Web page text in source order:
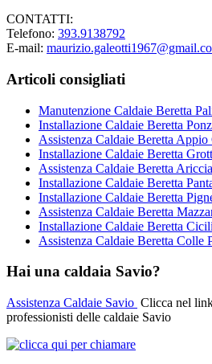
CONTATTI:
Telefono: 393.9138792
E-mail:
Articoli consigliati
Manutenzione Caldaie Beretta
Installazione Caldaie Beretta
Assistenza Caldaie Beretta
Installazione Caldaie Beretta
Assistenza Caldaie Beretta Ariccia
Installazione Caldaie Beretta
Installazione Caldaie Beretta
Assistenza Caldaie Beretta
Installazione Caldaie Beretta
Assistenza Caldaie Beretta Colle
Hai una caldaia Savio?
Assistenza Caldaie Savio Clicca nel
professionisti delle caldaie Savio